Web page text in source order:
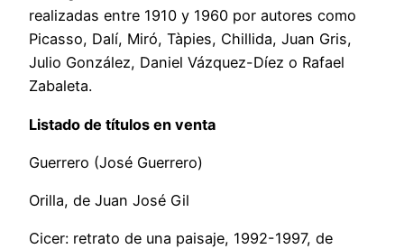
realizadas entre 1910 y 1960 por autores como
Picasso, Dalí, Miró, Tàpies, Chillida, Juan Gris,
Julio González, Daniel Vázquez-Díez o Rafael
Zabaleta.
Listado de títulos en venta
Guerrero (José Guerrero)
Orilla, de Juan José Gil
Cicer: retrato de una paisaje, 1992-1997, de